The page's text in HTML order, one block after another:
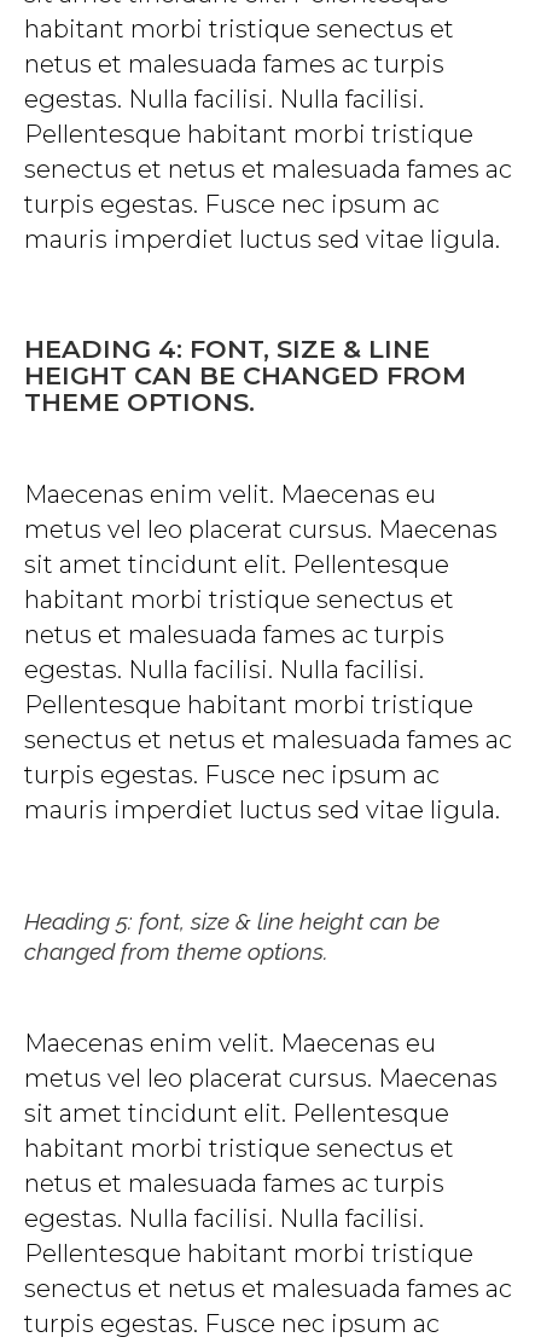
habitant morbi tristique senectus et
netus et malesuada fames ac turpis
egestas. Nulla facilisi. Nulla facilisi.
Pellentesque habitant morbi tristique
senectus et netus et malesuada fames ac
turpis egestas. Fusce nec ipsum ac
mauris imperdiet luctus sed vitae ligula.
HEADING 4: FONT, SIZE & LINE
HEIGHT CAN BE CHANGED FROM
THEME OPTIONS.
Maecenas enim velit. Maecenas eu
metus vel leo placerat cursus. Maecenas
sit amet tincidunt elit. Pellentesque
habitant morbi tristique senectus et
netus et malesuada fames ac turpis
egestas. Nulla facilisi. Nulla facilisi.
Pellentesque habitant morbi tristique
senectus et netus et malesuada fames ac
turpis egestas. Fusce nec ipsum ac
mauris imperdiet luctus sed vitae ligula.
Heading 5: font, size & line height can be
changed from theme options.
Maecenas enim velit. Maecenas eu
metus vel leo placerat cursus. Maecenas
sit amet tincidunt elit. Pellentesque
habitant morbi tristique senectus et
netus et malesuada fames ac turpis
egestas. Nulla facilisi. Nulla facilisi.
Pellentesque habitant morbi tristique
senectus et netus et malesuada fames ac
turpis egestas. Fusce nec ipsum ac